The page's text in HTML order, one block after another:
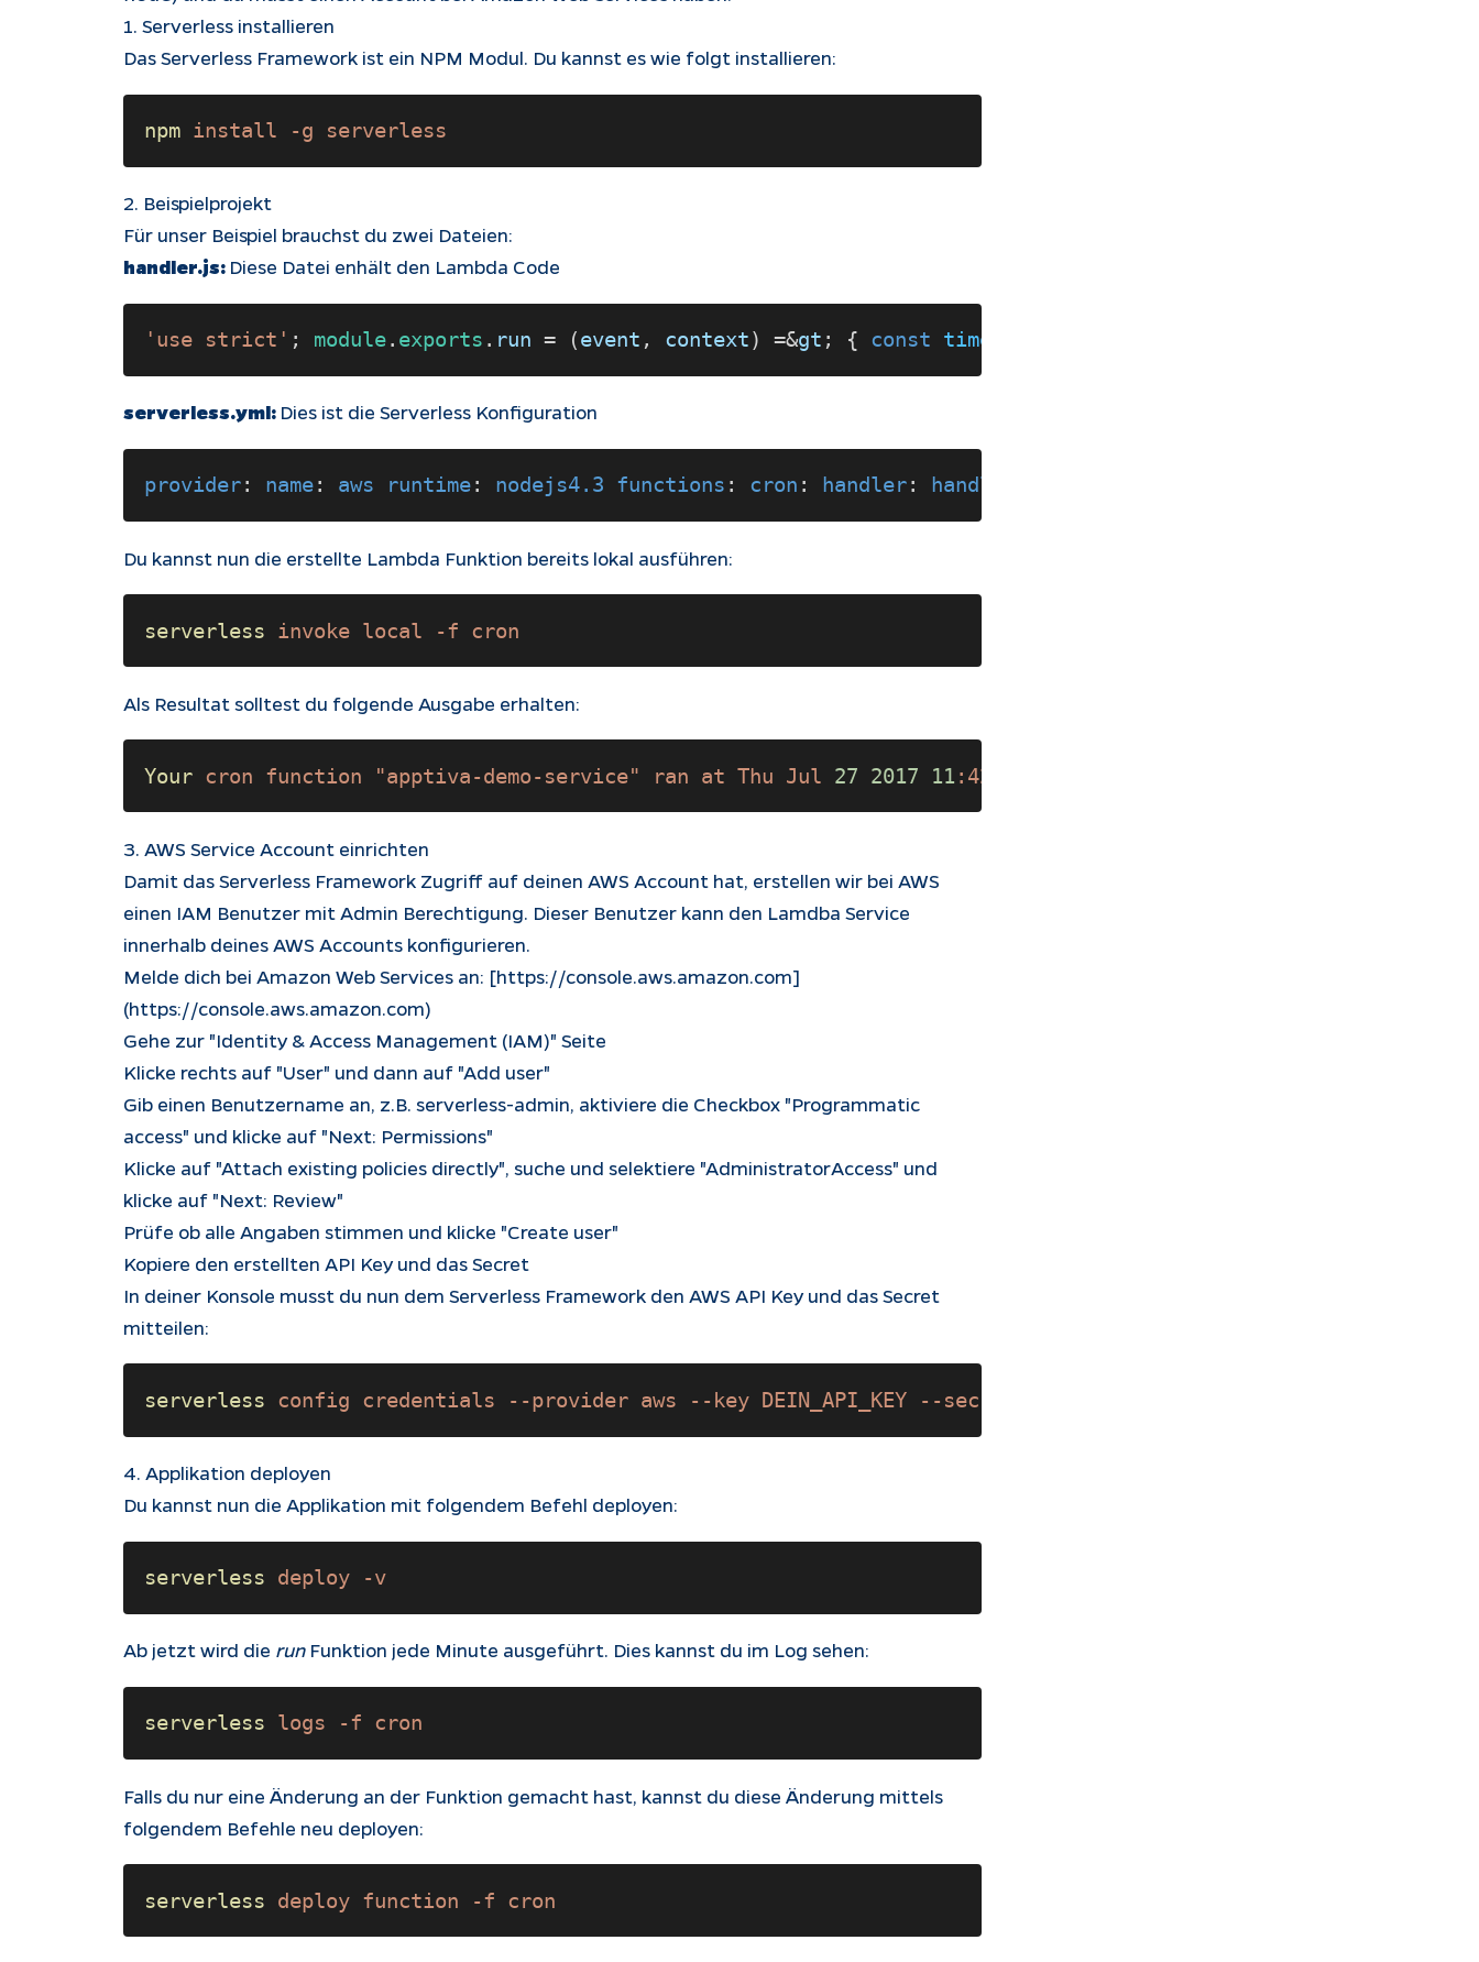
1. Serverless installieren
Das Serverless Framework ist ein NPM Modul. Du kannst es wie folgt installieren:
npm install -g serverless
2. Beispielprojekt
Für unser Beispiel brauchst du zwei Dateien:
handler.js: Diese Datei enhält den Lambda Code
'use strict' ; module. exports . run = (event , context) =&gt ; { const time
serverless.yml: Dies ist die Serverless Konfiguration
provider: name: aws runtime: nodejs4.3 functions : cron : handler: handler.run events
Du kannst nun die erstellte Lambda Funktion bereits lokal ausführen:
serverless invoke local -f cron
Als Resultat solltest du folgende Ausgabe erhalten:
Your cron function "apptiva-demo-service" ran at Thu Jul 27 2017 11:42:03 GMT+0200
3. AWS Service Account einrichten
Damit das Serverless Framework Zugriff auf deinen AWS Account hat, erstellen wir bei AWS
einen IAM Benutzer mit Admin Berechtigung. Dieser Benutzer kann den Lamdba Service
innerhalb deines AWS Accounts konfigurieren.
Melde dich bei Amazon Web Services an: [https://console.aws.amazon.com]
(https://console.aws.amazon.com)
Gehe zur "Identity & Access Management (IAM)" Seite
Klicke rechts auf "User" und dann auf "Add user"
Gib einen Benutzername an, z.B. serverless-admin, aktiviere die Checkbox "Programmatic
access" und klicke auf "Next: Permissions"
Klicke auf "Attach existing policies directly", suche und selektiere "AdministratorAccess" und
klicke auf "Next: Review"
Prüfe ob alle Angaben stimmen und klicke "Create user"
Kopiere den erstellten API Key und das Secret
In deiner Konsole musst du nun dem Serverless Framework den AWS API Key und das Secret
mitteilen:
serverless config credentials --provider aws --key DEIN_API_KEY --secret DEIN_SECRET
4. Applikation deployen
Du kannst nun die Applikation mit folgendem Befehl deployen:
serverless deploy -v
Ab jetzt wird die runFunktion jede Minute ausgeführt. Dies kannst du im Log sehen:
serverless logs -f cron
Falls du nur eine Änderung an der Funktion gemacht hast, kannst du diese Änderung mittels
folgendem Befehle neu deployen:
serverless deploy function -f cron